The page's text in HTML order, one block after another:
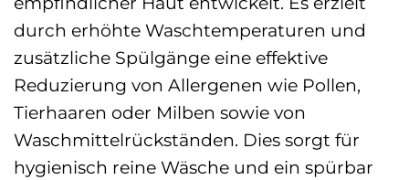
durch erhöhte Waschtemperaturen und
zusätzliche Spülgänge eine effektive
Reduzierung von Allergenen wie Pollen,
Tierhaaren oder Milben sowie von
Waschmittelrückständen. Dies sorgt für
hygienisch reine Wäsche und ein spürbar